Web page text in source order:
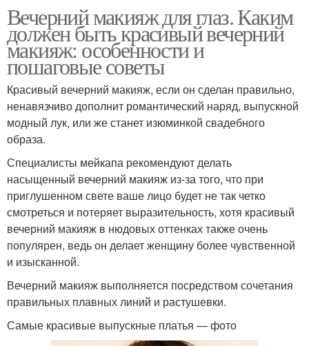
Вечерний макияж для глаз. Каким
должен быть красивый вечерний
макияж: особенности и
пошаговые советы
Красивый вечерний макияж, если он сделан правильно,
ненавязчиво дополнит романтический наряд, выпускной
модный лук, или же станет изюминкой свадебного
образа.
Специалисты мейкапа рекомендуют делать
насыщенный вечерний макияж из-за того, что при
приглушенном свете ваше лицо будет не так четко
смотреться и потеряет выразительность, хотя красивый
вечерний макияж в нюдовых оттенках также очень
популярен, ведь он делает женщину более чувственной
и изысканной.
Вечерний макияж выполняется посредством сочетания
правильных плавных линий и растушевки.
Самые красивые выпускные платья — фото